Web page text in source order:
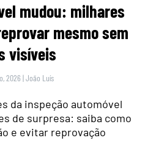
mudou: milhares
mesmo sem
visíveis
2026 |João Luís
da inspeção automóvel
de surpresa: saiba como
e evitar reprovação